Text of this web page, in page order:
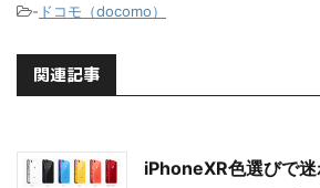
- ドコモ（docomo）
関連記事
iPhoneXR色選びで